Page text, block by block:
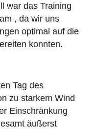
war das Training
, da wir uns
optimal auf die
konnten.
Tag des
zu starkem Wind
Einschränkung
äußerst